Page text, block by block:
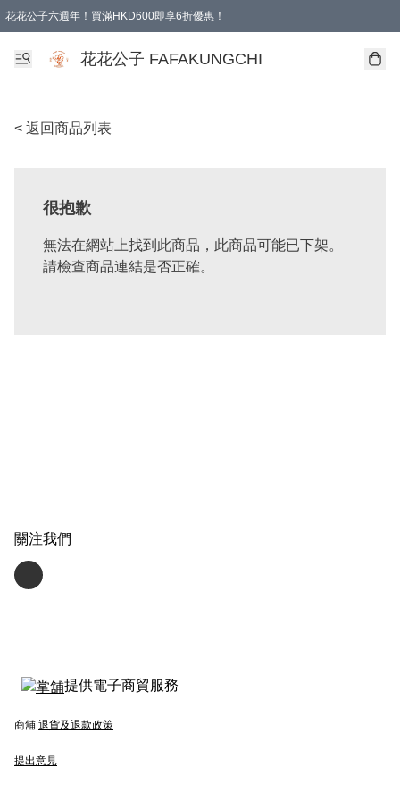
花花公子六週年！買滿HKD600即享6折優惠！
購物滿 HKD 600.00即享免運費優惠！（適用於 本地取貨 )
花花公子 FAFAKUNGCHI
< 返回商品列表
很抱歉
無法在網站上找到此商品，此商品可能已下架。
請檢查商品連結是否正確。
關注我們
提供電子商貿服務
商舖 退貨及退款政策
提出意見